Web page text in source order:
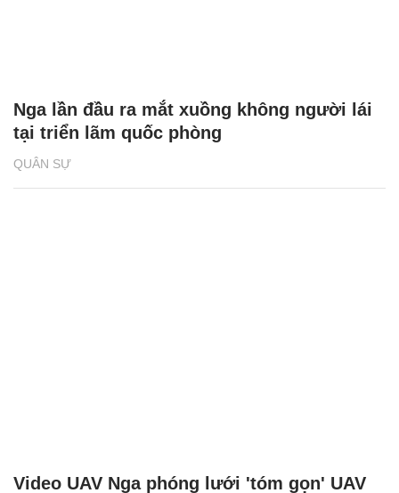
QUÂN SỰ
Nga lần đầu ra mắt xuồng không người lái
tại triển lãm quốc phòng
Video UAV Nga phóng lưới 'tóm gọn' UAV